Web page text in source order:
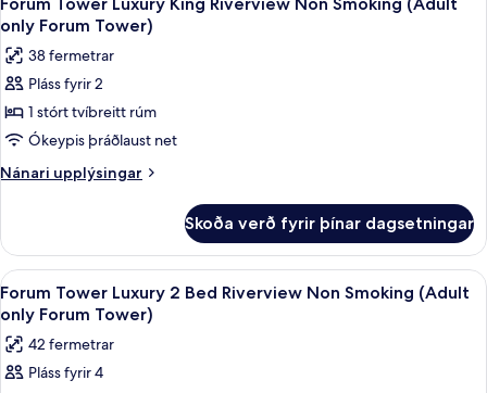
Bed
Non
Smoking
allar
myndir
fyrir
Forum
Tower
Luxury
King
Smoking
(Adult
only
Forum
Tower)
only Forum Tower)
38 fermetrar
Pláss fyrir 2
1 stórt tvíbreitt rúm
Ókeypis þráðlaust net
Nánari upplýsingar
Nánari
Tower
Luxury
King
Riverview
Non
Smoking
(Adult
Skoða verð fyrir þínar dagsetningar
Skoða
allar
myndir
fyrir
Forum
Rúmföt af bestu gerð, rúm með
4
Forum Tower Luxury 2 Bed Riverview Non Smoking (Adult
only Forum Tower)
42 fermetrar
Pláss fyrir 4